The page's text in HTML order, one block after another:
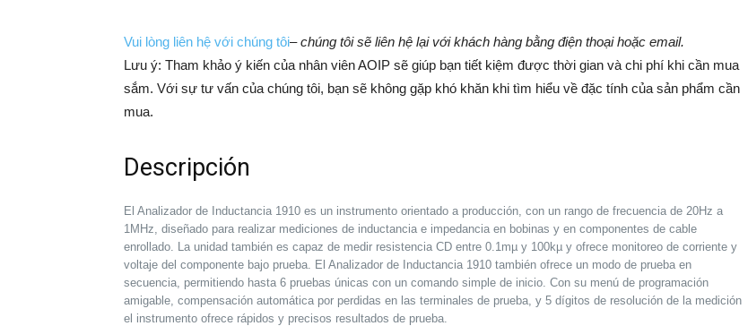
Vui lòng liên hệ với chúng tôi–chúng tôi sẽ liên hệ lại với khách hàng bằng điện thoại hoặc email.
Lưu ý: Tham khảo ý kiến của nhân viên AOIP sẽ giúp bạn tiết kiệm được thời gian và chi phí khi cần mua
sắm. ​​Với sự tư vấn của chúng tôi, bạn sẽ không gặp khó khăn khi tìm hiểu về đặc tính của sản phẩm cần
mua.
Descripción
El Analizador de Inductancia 1910 es un instrumento orientado a producción, con un rango de frecuencia de 20Hz a
1MHz, diseñado para realizar mediciones de inductancia e impedancia en bobinas y en componentes de cable
enrollado. La unidad también es capaz de medir resistencia CD entre 0.1mµ y 100kµ y ofrece monitoreo de corriente y
voltaje del componente bajo prueba. El Analizador de Inductancia 1910 también ofrece un modo de prueba en
secuencia, permitiendo hasta 6 pruebas únicas con un comando simple de inicio. Con su menú de programación
amigable, compensación automática por perdidas en las terminales de prueba, y 5 dígitos de resolución de la medición
el instrumento ofrece rápidos y precisos resultados de prueba.